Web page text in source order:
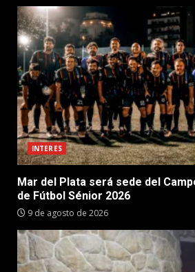
INTERES
Mar del Plata será sede del
de Fútbol Sénior 2026
9 de agosto de 2026